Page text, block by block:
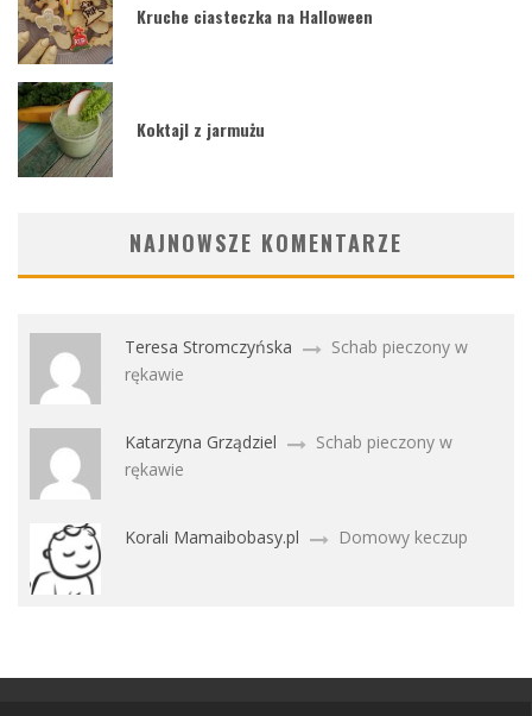
Kruche ciasteczka na Halloween
Koktajl z jarmużu
NAJNOWSZE KOMENTARZE
Teresa Stromczyńska
Schab pieczony w
rękawie
Katarzyna Grządziel
Schab pieczony w
rękawie
Korali Mamaibobasy.pl Domowy keczup